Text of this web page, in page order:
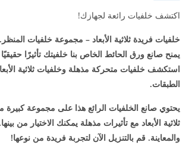
اكتشف خلفيات رائعة لجهازك!
خلفيات فريدة ثلاثية الأبعاد – مجموعة خلفيات المنظر.
يمنح صانع ورق الحائط الخاص بنا خلفيتك تأثيرًا حقيقيًا
استكشف خلفيات متحركة مذهلة وخلفيات ثلاثية
الطبقات.
ثلاثية الأبعاد مع تأثيرات مذهلة يمكنك الاختيار من
والمعاينة. قم بالتنزيل الآن لتجربة فريدة من نوعها!